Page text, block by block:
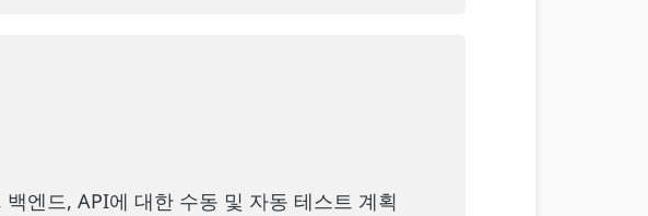
엔드, API에 대한 수동 및 자동 테스트 계획